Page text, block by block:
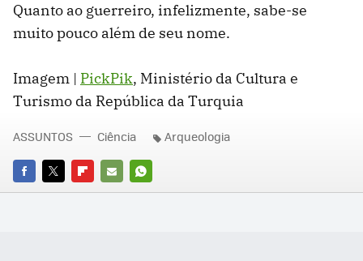
Quanto ao guerreiro, infelizmente, sabe-se
muito pouco além de seu nome.
Imagem | PickPik, Ministério da Cultura e
Turismo da República da Turquia
FACEBOOK
TWITTERFLIPBOARD
E-
WHATSAPP
ASSUNTOS Ciência Arqueologia